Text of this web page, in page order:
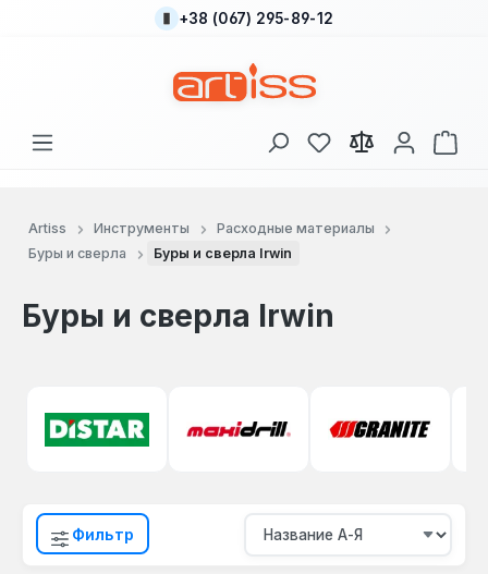
Перейти к основному содержанию
+38 (067) 295-89-12
У вас есть товары
В
Artiss Инструменты
Расходные материалы
Буры и сверла
Буры и сверла Irwin
Буры и сверла Irwin
Фильтр